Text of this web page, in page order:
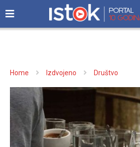
Home Izdvojeno Društvo